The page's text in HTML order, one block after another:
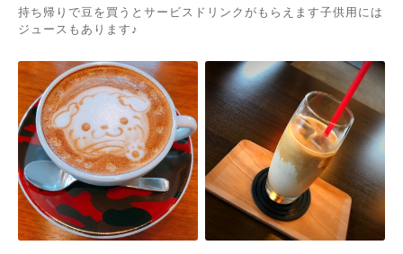
持ち帰りで豆を買うとサービスドリンクがもらえます子供用には
ジュースもあります♪